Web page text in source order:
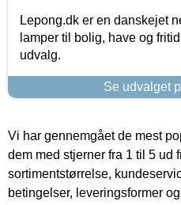
Lepong.dk er en danskejet
lamper til bolig, have og
udvalg.
Se udvalget
Vi har gennemgået de mest
dem med stjerner fra 1 til 5 ud
sortimentstørrelse,
betingelser, leveringsformer